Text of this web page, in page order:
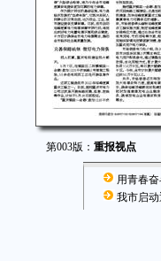
第003版： 重报视点
用青春
我市启